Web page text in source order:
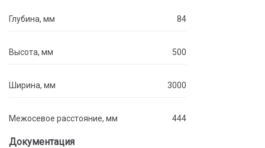
Глубина, мм 84
Высота, мм 500
Ширина, мм 3000
Межосевое расстояние, мм 444
Документация